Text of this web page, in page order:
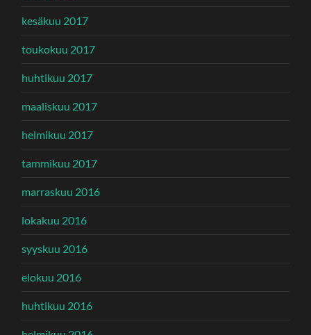
kesäkuu 2017
toukokuu 2017
huhtikuu 2017
maaliskuu 2017
helmikuu 2017
tammikuu 2017
marraskuu 2016
lokakuu 2016
syyskuu 2016
elokuu 2016
huhtikuu 2016